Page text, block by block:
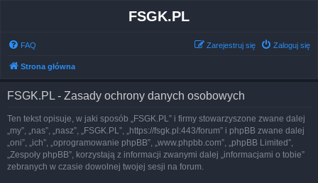
FSGK.PL
FAQ Zaloguj się
Zarejestruj się
Strona główna
FSGK.PL - Zasady ochrony danych osobowych
Ten tekst opisuje, w jaki sposób „FSGK.PL” i firmy stowarzyszone zwane dalej
„my”, „nas”, „nasz”, „FSGK.PL”, „https://fsgk.pl:443/forum” i phpBB zwane dalej
„oni”, „ich”, „oprogramowanie phpBB”, „www.phpbb.com”, „phpBB Limited”,
„Zespoły phpBB”, korzystają z informacji zwanymi dalej „informacjami o tobie”
zebranych w czasie dowolnej twojej sesji na forum.